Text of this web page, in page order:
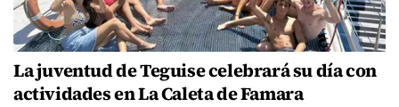
La juventud de Teguise celebrará su día con
actividades en La Caleta de Famara